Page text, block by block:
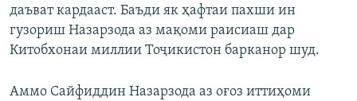
даъват кардааст. Баъди як ҳафтаи пахши ин
гузориш Назарзода аз мақоми раисиаш дар
Китобхонаи миллии Тоҷикистон барканор шуд.
Аммо Сайфиддин Назарзода аз оғоз иттиҳоми